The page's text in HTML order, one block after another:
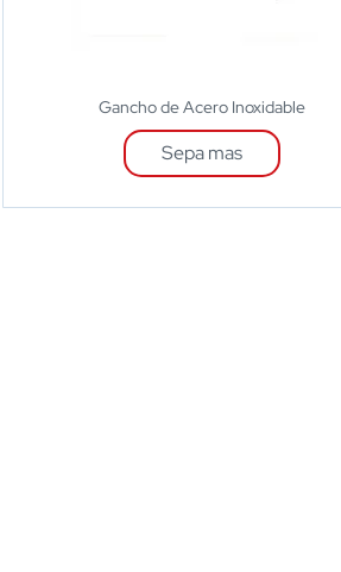
Gancho de Acero Inoxidable
Sepa mas